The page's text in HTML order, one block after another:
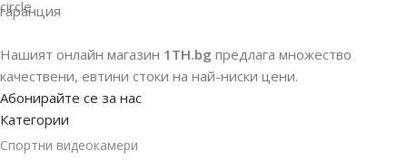
гаранция
Нашият онлайн магазин 1TH.bg предлага множество
качествени, евтини стоки на най-ниски цени.
Абонирайте се за нас
Категории
Спортни видеокамери